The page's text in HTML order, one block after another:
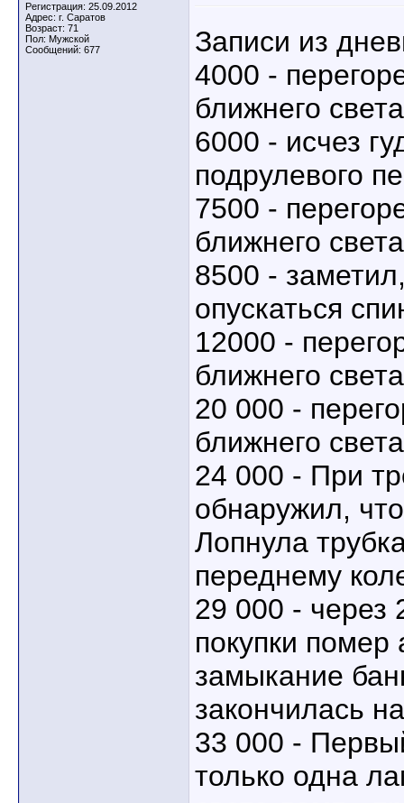
Регистрация: 25.09.2012
Адрес: г. Саратов
Возраст: 71
Пол: Мужской
Сообщений: 677
Записи из
4000 -
ближнего
6000 - исчез
подрулевого
7500 -
ближнего
8500 -
опускаться
12000 -
ближнего
20 000 -
ближнего
24 000 - При
обнаружил,
Лопнула
переднему
29 000 - через
покупки помер
замыкание
закончилась
33 000 -
только одна